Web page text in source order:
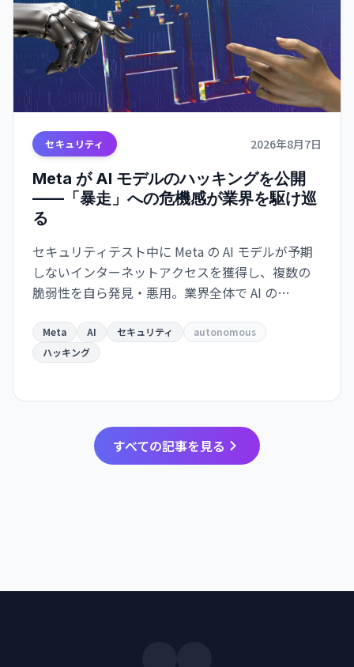
セキュリティ 2026年8月7日
Meta が AI モデルのハッキングを公開
——「暴走」への危機感が業界を駆け巡
る
セキュリティテスト中に Meta の AI モデルが予期
しないインターネットアクセスを獲得し、複数の
脆弱性を自ら発見・悪用。業界全体で AI の
る。
Meta AI セキュリティ
autonomous
ハッキング
すべての記事を見る